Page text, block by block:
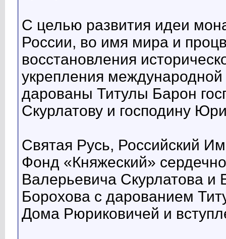
С целью развития идеи
России, во имя мира и
восстановления
укрепления
дарованы Титулы Барон
Скурлатову и господину
Святая Русь, Российский
Фонд «Княжеский»
Валерьевича Скурлатова
Борохова с дарованием
Дома Рюриковичей и